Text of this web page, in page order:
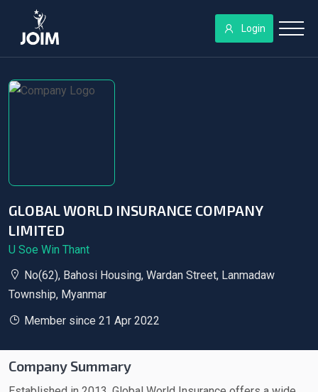
Login
GLOBAL WORLD INSURANCE COMPANY
LIMITED
U Soe Win Thant
No(62), Bahosi Housing, Wardan Street, Lanmadaw
Township, Myanmar
Member since 21 Apr 2022
Company Summary